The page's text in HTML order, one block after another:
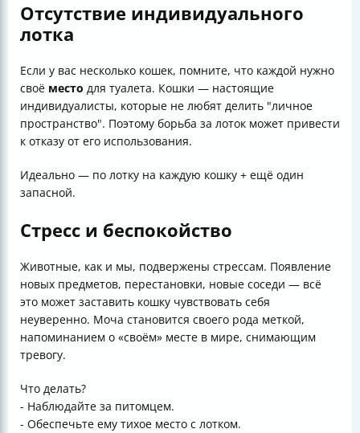
Отсутствие индивидуального
лотка
Если у вас несколько кошек, помните, что каждой нужно
своё место для туалета. Кошки — настоящие
индивидуалисты, которые не любят делить "личное
пространство". Поэтому борьба за лоток может привести
к отказу от его использования.
Идеально — по лотку на каждую кошку + ещё один
запасной.
Стресс и беспокойство
Животные, как и мы, подвержены стрессам. Появление
новых предметов, перестановки, новые соседи — всё
это может заставить кошку чувствовать себя
неуверенно. Моча становится своего рода меткой,
напоминанием о «своём» месте в мире, снимающим
тревогу.
Что делать?
- Наблюдайте за питомцем.
- Обеспечьте ему тихое место с лотком.